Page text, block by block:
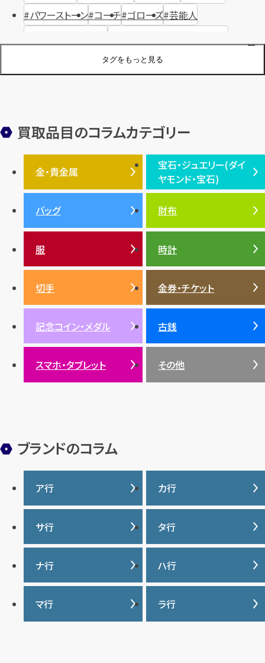
タグをもっと見る
パワーストーン コーチ ゴローズ 芸能人
ジュエリーブランド オーデマピゲ
装飾品 オメガ シュプリーム ウブロ
エルメス ダイヤモンド ルイ・ヴィトン 豆知識 カルティエ
投資 金地金 金価格・相場 グッチ 買取 プラダ
ティファニー
金貨 ブルガリ
バッグ
アメジスト
バレンシアガ
ルビー 陶磁器・ガラス ブレゲ SDGs
買取品目のコラムカテゴリー
金・貴金属
金・貴金属TOP
プラチナ
銀・シルバー
宝石・ジュエリー(ダイ
ヤモンド・宝石)
宝石・ジュエリー(ダイヤモ
ンド・宝石)TOP
ダイヤモンド
エメラルド
ルビー
サファイア
パール
サンゴ
ヒスイ
バッグ 財布
服 時計
切手 金券・チケット
記念コイン・メダル 古銭
スマホ・タブレット その他
ブランドのコラム
ア行
IWC
ヴァシュロンコンスタンタ
ン
ウブロ
エルメス
オーデマ ピゲ
カ行
カナダグース
カルティエ
グッチ
クロムハーツ
ケイト・スペード
サ行
サマンサタバサ
ジーショック
ジャガー・ルクルト
タ行
タグ・ホイヤー
ディオール
ティファニー
ナ行
ナイキ
ハ行
バーバリー
バカラ
マ行 ラ行